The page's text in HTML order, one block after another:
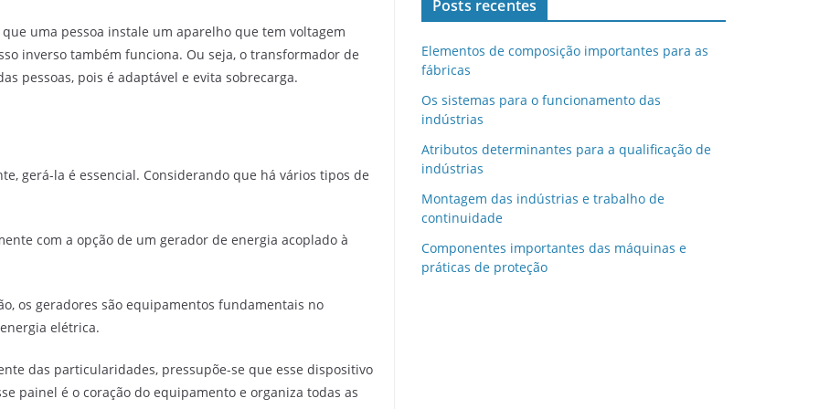
uma pessoa instale um aparelho que tem voltagem
inverso também funciona. Ou seja, o transformador de
pessoas, pois é adaptável e evita sobrecarga.
gerá-la é essencial. Considerando que há vários tipos de
com a opção de um gerador de energia acoplado à
os geradores são equipamentos fundamentais no
elétrica.
das particularidades, pressupõe-se que esse dispositivo
painel é o coração do equipamento e organiza todas as
Posts recentes
Elementos de composição importantes para as
fábricas
Os sistemas para o funcionamento das
indústrias
Atributos determinantes para a qualificação de
indústrias
Montagem das indústrias e trabalho de
continuidade
Componentes importantes das máquinas e
práticas de proteção